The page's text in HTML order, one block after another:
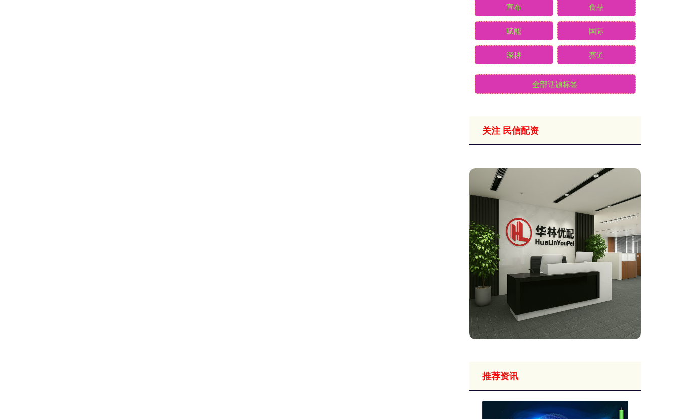
宣布 食品
赋能 国际
深耕 赛道
全部话题标签
关注 民信配资
推荐资讯